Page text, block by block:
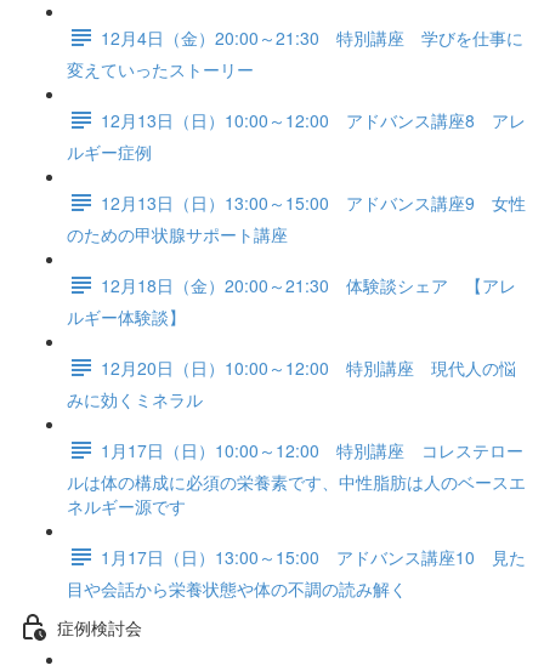
12月4日（金）20:00～21:30 特別講座 学びを仕事に
変えていったストーリー
12月13日（日）10:00～12:00 アドバンス講座8 アレ
ルギー症例
12月13日（日）13:00～15:00 アドバンス講座9 女性
のための甲状腺サポート講座
12月18日（金）20:00～21:30 体験談シェア 【アレ
ルギー体験談】
12月20日（日）10:00～12:00 特別講座 現代人の悩
みに効くミネラル
1月17日（日）10:00～12:00 特別講座 コレステロー
ルは体の構成に必須の栄養素です、中性脂肪は人のベースエ
ネルギー源です
1月17日（日）13:00～15:00 アドバンス講座10 見た
目や会話から栄養状態や体の不調の読み解く
症例検討会